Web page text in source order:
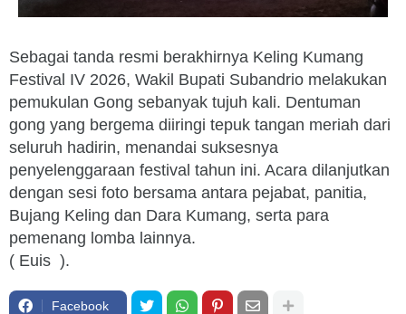
Sebagai tanda resmi berakhirnya Keling Kumang
Festival IV 2026, Wakil Bupati Subandrio melakukan
pemukulan Gong sebanyak tujuh kali. Dentuman
gong yang bergema diiringi tepuk tangan meriah dari
seluruh hadirin, menandai suksesnya
penyelenggaraan festival tahun ini. Acara dilanjutkan
dengan sesi foto bersama antara pejabat, panitia,
Bujang Keling dan Dara Kumang, serta para
pemenang lomba lainnya.
( Euis ).
Facebook